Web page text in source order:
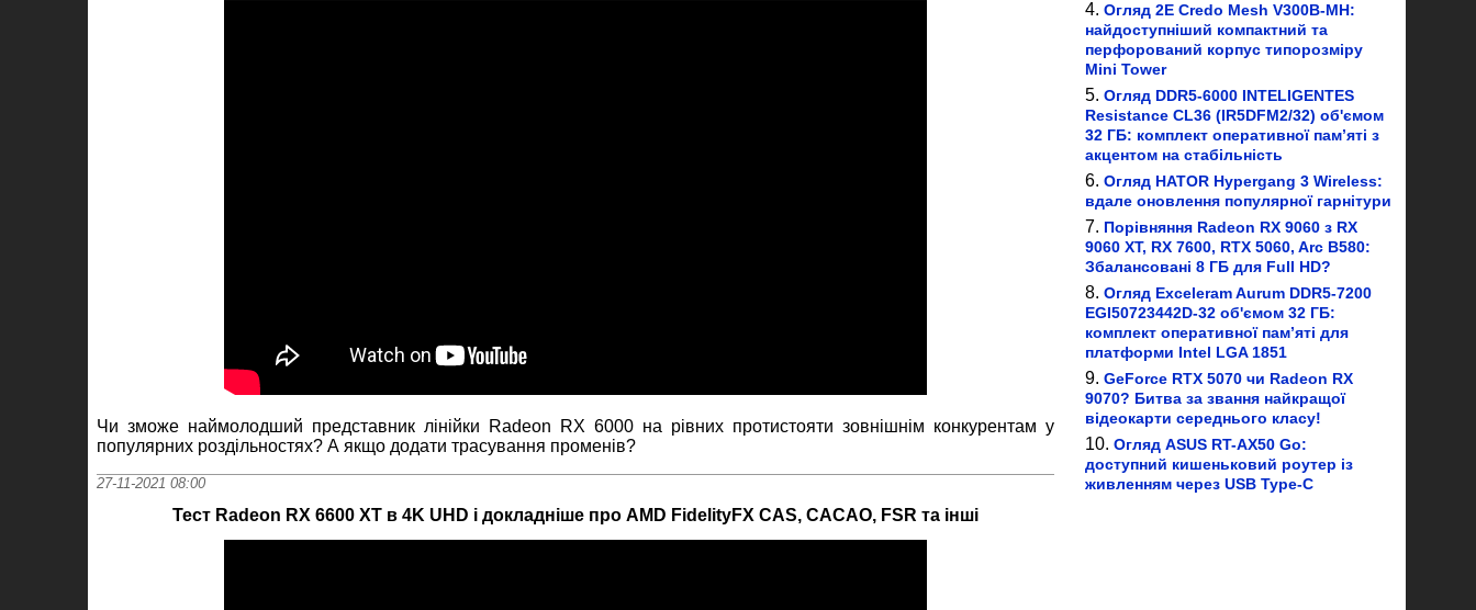
Чи зможе наймолодший представник лінійки Radeon RX 6000 на рівних протистояти зовнішнім конкурентам у
популярних роздільностях? А якщо додати трасування променів?
27-11-2021 08:00
Тест Radeon RX 6600 XT в 4K UHD і докладніше про AMD FidelityFX CAS, CACAO, FSR та інші
Огляд 2E Credo Mesh V300B-MH:
найдоступніший компактний та
перфорований корпус типорозміру
Mini Tower
Огляд DDR5-6000 INTELIGENTES
Resistance CL36 (IR5DFM2/32) об'ємом
32 ГБ: комплект оперативної пам’яті з
акцентом на стабільність
Огляд HATOR Hypergang 3 Wireless:
вдале оновлення популярної гарнітури
Порівняння Radeon RX 9060 з RX
9060 XT, RX 7600, RTX 5060, Arc B580:
Збалансовані 8 ГБ для Full HD?
Огляд Exceleram Aurum DDR5-7200
EGI50723442D-32 об'ємом 32 ГБ:
комплект оперативної пам’яті для
платформи Intel LGA 1851
GeForce RTX 5070 чи Radeon RX
9070? Битва за звання найкращої
відеокарти середнього класу!
Огляд ASUS RT-AX50 Go:
доступний кишеньковий роутер із
живленням через USB Type-C